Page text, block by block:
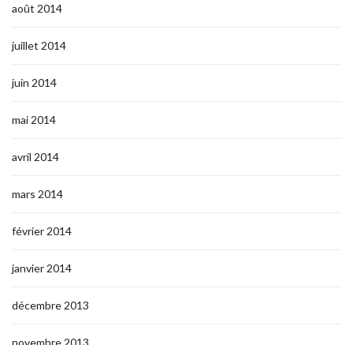
août 2014
juillet 2014
juin 2014
mai 2014
avril 2014
mars 2014
février 2014
janvier 2014
décembre 2013
novembre 2013